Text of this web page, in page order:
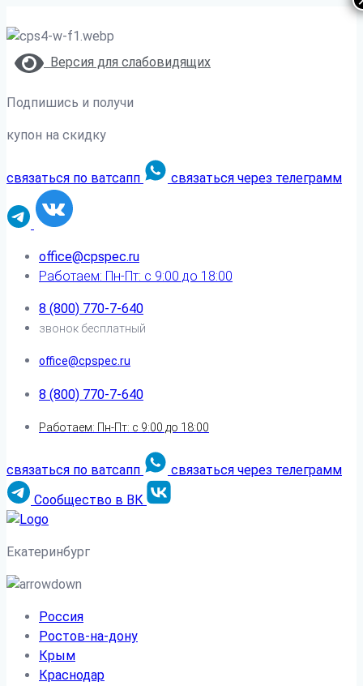
Версия для слабовидящих
Подпишись и получи
купон на скидку
связаться по ватсапп связаться через телеграмм
office@cpspec.ru
Работаем: Пн-Пт: с 9:00 до 18:00
8 (800) 770-7-640
звонок бесплатный
office@cpspec.ru
8 (800) 770-7-640
Работаем: Пн-Пт: с 9:00 до 18:00
связаться по ватсапп
связаться через телеграмм
Сообщество в ВК
Екатеринбург
Россия
Ростов-на-дону
Крым
Краснодар